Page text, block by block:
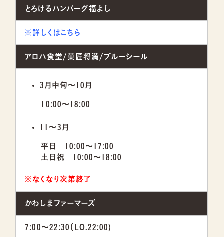
とろけるハンバーグ福よし
※詳しくはこちら
アロハ食堂/菓匠将満/ブルーシール
3月中旬～10月
10:00～18:00
11～3月
平日 10:00～17:00
土日祝 10:00～18:00
※なくなり次第終了
かわしまファーマーズ
7:00～22:30（LO.22:00)